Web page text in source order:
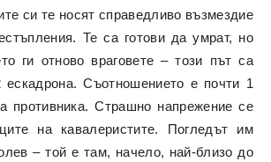
си те носят справедливо възмездие
Те са готови да умрат, но
ги отново враговете – този път са
Съотношението е почти 1
противника. Страшно напрежение се
на кавалеристите. Погледът им
– той е там, начело, най-близо до